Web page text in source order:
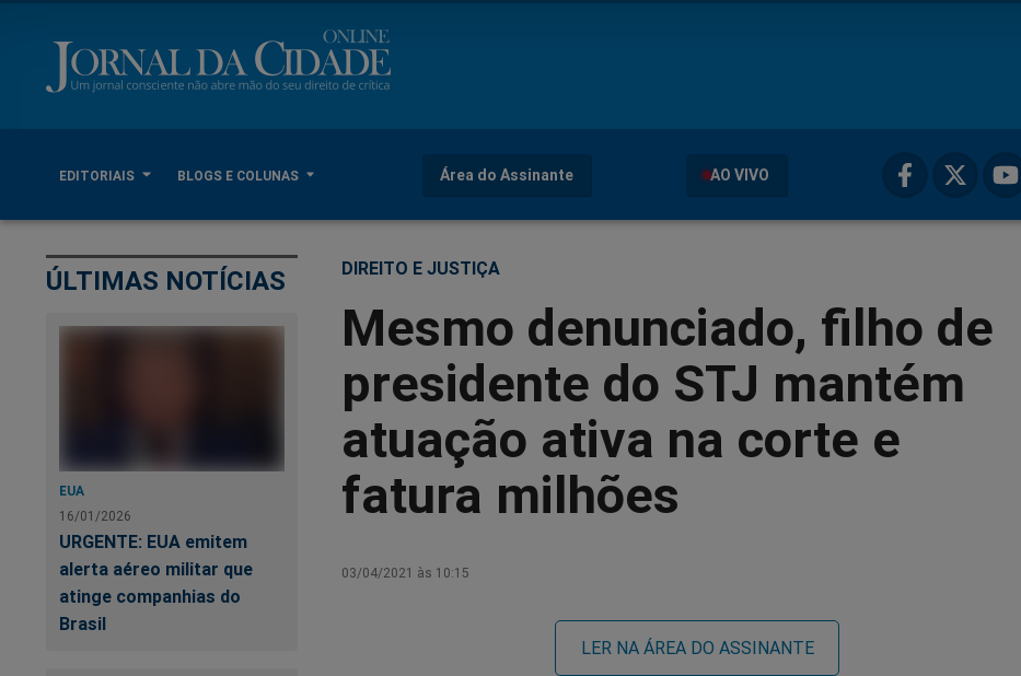
EDITORIAIS BLOGS E COLUNAS Área do Assinante AO VIVO
ÚLTIMAS NOTÍCIAS
EUA
16/01/2026
URGENTE: EUA emitem
alerta aéreo militar que
atinge companhias do
Brasil
DIREITO E JUSTIÇA
Mesmo denunciado, filho de
presidente do STJ mantém
atuação ativa na corte e
fatura milhões
03/04/2021 às 10:15
LER NA ÁREA DO ASSINANTE